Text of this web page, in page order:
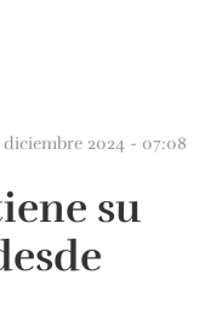
diciembre 2024 - 07:08
su